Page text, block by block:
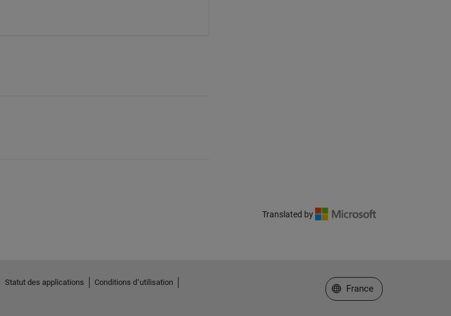
Translated by
Statut des applications
Conditions d՚utilisation
Sélectionner un site web
France